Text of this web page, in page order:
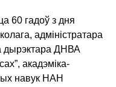
60 гадоў з дня
адміністратара
дырэктара ДНВА
акадэміка-
навук НАН